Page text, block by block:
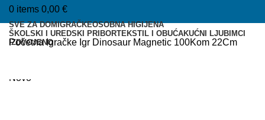
0 items 0,00 €
SVE ZA DOMIGRAČKEOSOBNA HIGIJENA
ŠKOLSKI I UREDSKI PRIBORTEKSTIL I OBUĆAKUĆNI LJUBIMCI
IZDVOJENO
PočetnaIgračke Igr Dinosaur Magnetic 100Kom 22Cm
Novo